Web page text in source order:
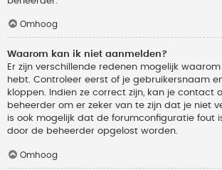
Omhoog
Waarom kan ik niet aanmelden?
Er zijn verschillende redenen mogelijk
hebt. Controleer eerst of je gebruikersnaam
kloppen. Indien ze correct zijn, kan je contact
beheerder om er zeker van te zijn dat je niet
is ook mogelijk dat de forumconfiguratie fout
door de beheerder opgelost worden.
Omhoog